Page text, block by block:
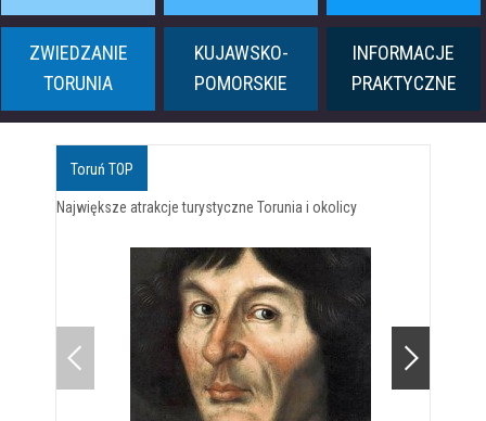
ZWIEDZANIE
TORUNIA
KUJAWSKO-
POMORSKIE
INFORMACJE
PRAKTYCZNE
Toruń TOP
Największe atrakcje turystyczne Torunia i okolicy